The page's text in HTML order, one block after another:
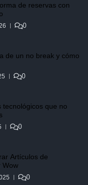
de reservas con
0
de un no break y cómo
0
tecnológicos que no
0
Artículos de
Wow
0